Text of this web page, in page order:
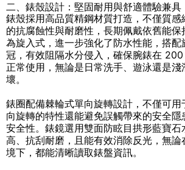
二、錶殼設計：堅固耐用與舒適體驗兼具
錶殼採用高品質精鋼材質打造，不僅質
的抗腐蝕性與耐磨性，長期佩戴依舊能
為旋入式，進一步強化了防水性能，搭配
冠，有效阻隔水分侵入，確保腕錶在
正常使用，無論是日常洗手、遊泳還是淺
壞。
錶圈配備棘輪式單向旋轉設計，不僅可
向旋轉的特性還能避免誤觸帶來的安全
安全性。錶鏡選用雙面防眩目拱形藍寶石
高、抗刮耐磨，且能有效消除反光，無論
境下，都能清晰讀取錶盤資訊。